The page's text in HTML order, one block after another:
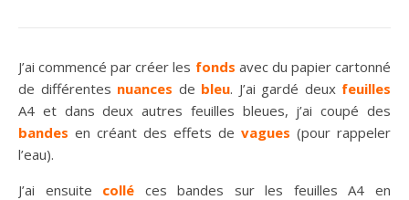
J’ai commencé par créer les fonds avec du papier cartonné
de différentes nuances de bleu. J’ai gardé deux feuilles
A4 et dans deux autres feuilles bleues, j’ai coupé des
bandes en créant des effets de vagues (pour rappeler
l’eau).
J’ai ensuite collé ces bandes sur les feuilles A4 en